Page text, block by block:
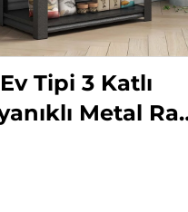
Ev Tipi 3 Katlı
Metal Raf